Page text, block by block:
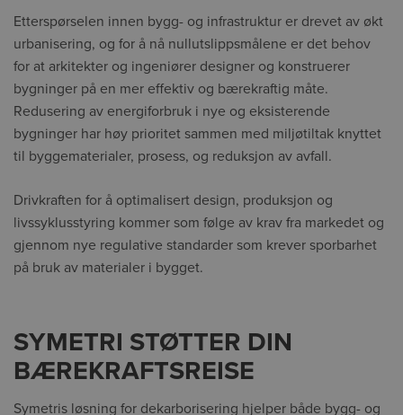
Etterspørselen innen bygg- og infrastruktur er drevet av økt
urbanisering, og for å nå nullutslippsmålene er det behov
for at arkitekter og ingeniører designer og konstruerer
bygninger på en mer effektiv og bærekraftig måte.
Redusering av energiforbruk i nye og eksisterende
bygninger har høy prioritet sammen med miljøtiltak knyttet
til byggematerialer, prosess, og reduksjon av avfall.
Drivkraften for å optimalisert design, produksjon og
livssyklusstyring kommer som følge av krav fra markedet og
gjennom nye regulative standarder som krever sporbarhet
på bruk av materialer i bygget.
SYMETRI STØTTER DIN
BÆREKRAFTSREISE
Symetris løsning for dekarborisering hjelper både bygg- og